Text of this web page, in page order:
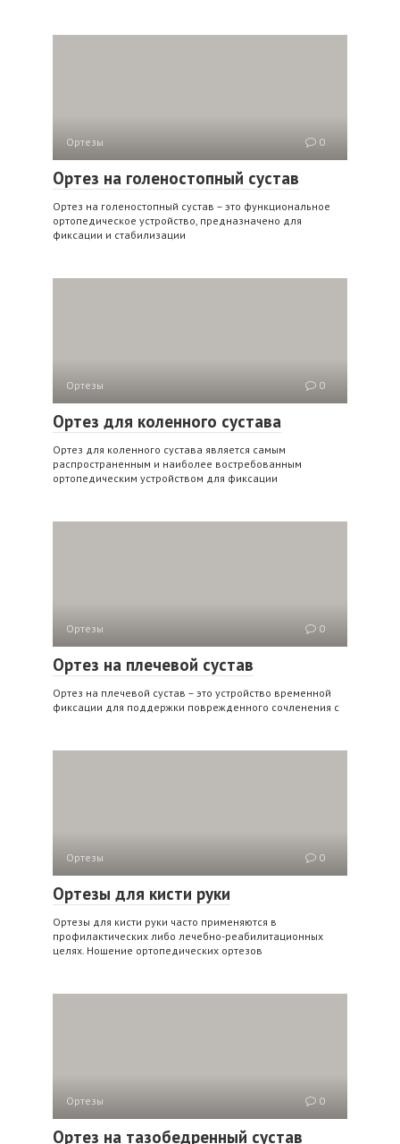
Ортезы 0
Ортез на голеностопный сустав
Ортез на голеностопный сустав – это функциональное
ортопедическое устройство, предназначено для
фиксации и стабилизации
Ортезы 0
Ортез для коленного сустава
Ортез для коленного сустава является самым
распространенным и наиболее востребованным
ортопедическим устройством для фиксации
Ортезы 0
Ортез на плечевой сустав
Ортез на плечевой сустав – это устройство временной
фиксации для поддержки поврежденного сочленения с
Ортезы 0
Ортезы для кисти руки
Ортезы для кисти руки часто применяются в
профилактических либо лечебно-реабилитационных
целях. Ношение ортопедических ортезов
Ортезы 0
Ортез на тазобедренный сустав